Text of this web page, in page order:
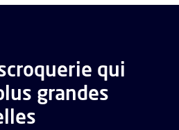
qui
grandes